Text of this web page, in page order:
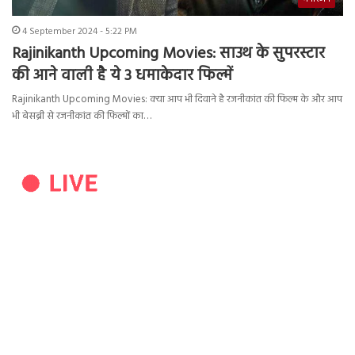
4 September 2024 - 5:22 PM
Rajinikanth Upcoming Movies: साउथ के सुपरस्टार
की आने वाली है ये 3 धमाकेदार फिल्में
Rajinikanth Upcoming Movies: क्या आप भी दिवाने है रजनीकांत की फिल्म के और आप
भी बेसब्री से रजनीकांत की फिल्मों का…